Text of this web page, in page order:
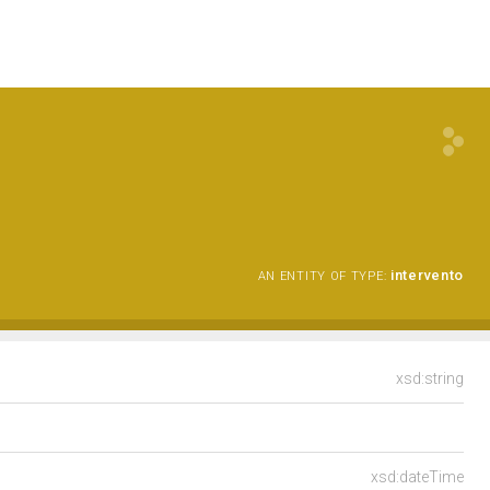
AN ENTITY OF TYPE: intervento
xsd:string
xsd:dateTime